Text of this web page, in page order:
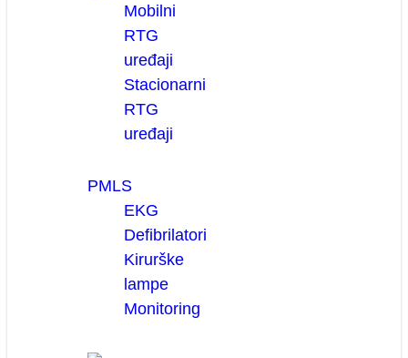
Mobilni
RTG
uređaji
Stacionarni
RTG
uređaji
PMLS
EKG
Defibrilatori
Kirurške
lampe
Monitoring